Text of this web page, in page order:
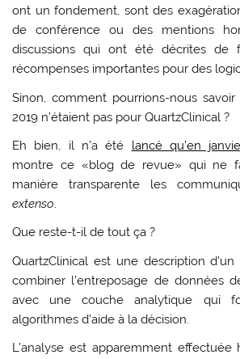
ont un fondement, sont des
de conférence ou des mentions
discussions qui ont été décrites de
récompenses importantes pour des
Sinon, comment pourrions-nous
2019 n’étaient pas pour QuartzClinical ?
Eh bien, il n’a été lancé qu’en
montre ce «blog de revue» qui ne
manière transparente les
extenso.
Que reste-t-il de tout ça ?
QuartzClinical est une description
combiner l’entreposage de données
avec une couche analytique qui
algorithmes d’aide à la décision.
L’analyse est apparemment